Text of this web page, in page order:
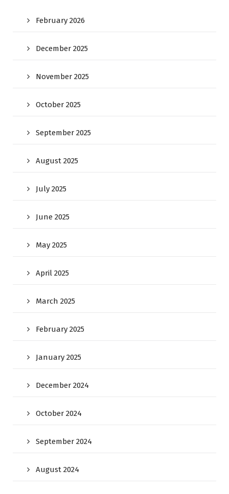
February 2026
December 2025
November 2025
October 2025
September 2025
August 2025
July 2025
June 2025
May 2025
April 2025
March 2025
February 2025
January 2025
December 2024
October 2024
September 2024
August 2024